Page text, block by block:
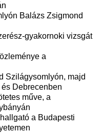
Balázs Zsigmond
gyakornoki vizsgát
a
Szilágysomlyón, majd
Debrecenben
műve, a
a Budapesti